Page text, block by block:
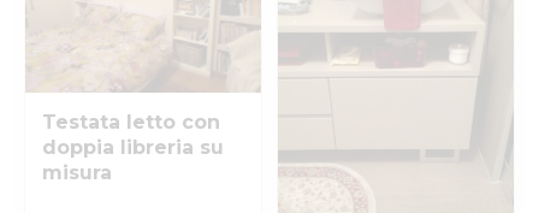
Testata letto con
doppia libreria su
misura